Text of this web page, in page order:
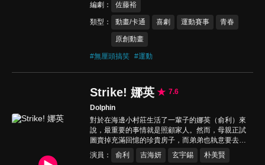
編劇 佐藤裕
類型 動畫/卡通 喜劇 運動賽事 青春
原創動畫
#無厘頭搞笑 #運動
Strike! 娜英
7.6
Dolphin
對於在海邊小村莊生活了一輩子的娜英（俞利）來
說，最重要的事情就是照顧家人。然而，母親正試
圖賣掉充滿回憶的珍貴房子，而弟弟也執意要去首
爾生活。當娜英努力接受生活突如其來的改變與迷
惘，保齡球正好來到了娜英身邊。娜英開始花越來
演員 俞利 吉海妍 玄宇錫 朴美賢